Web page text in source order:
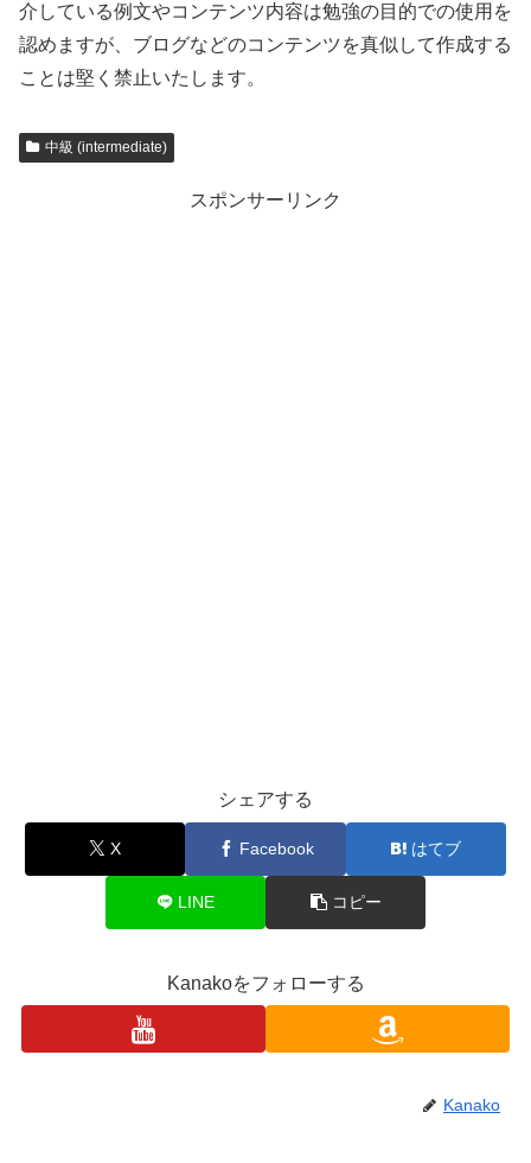
介している例文やコンテンツ内容は勉強の目的での使用を
認めますが、ブログなどのコンテンツを真似して作成する
ことは堅く禁止いたします。
中級 (intermediate)
スポンサーリンク
シェアする
X Facebook はてブ
LINE コピー
Kanakoをフォローする
Kanako